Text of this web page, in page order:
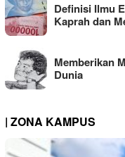
Definisi Ilmu
Kaprah dan
Memberikan
Dunia
| ZONA KAMPUS